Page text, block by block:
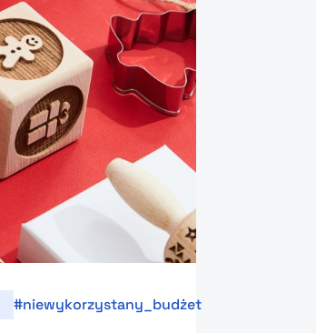
niewykorzystany_budżet